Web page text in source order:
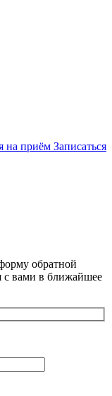
на приём Записаться
обратной
с вами в ближайшее